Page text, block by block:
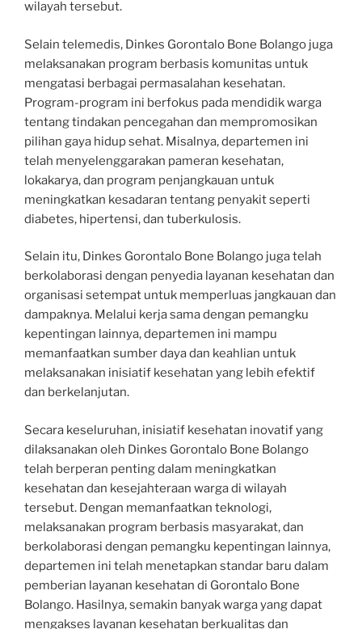
wilayah tersebut.
Selain telemedis, Dinkes Gorontalo Bone Bolango juga
melaksanakan program berbasis komunitas untuk
mengatasi berbagai permasalahan kesehatan.
Program-program ini berfokus pada mendidik warga
tentang tindakan pencegahan dan mempromosikan
pilihan gaya hidup sehat. Misalnya, departemen ini
telah menyelenggarakan pameran kesehatan,
lokakarya, dan program penjangkauan untuk
meningkatkan kesadaran tentang penyakit seperti
diabetes, hipertensi, dan tuberkulosis.
Selain itu, Dinkes Gorontalo Bone Bolango juga telah
berkolaborasi dengan penyedia layanan kesehatan dan
organisasi setempat untuk memperluas jangkauan dan
dampaknya. Melalui kerja sama dengan pemangku
kepentingan lainnya, departemen ini mampu
memanfaatkan sumber daya dan keahlian untuk
melaksanakan inisiatif kesehatan yang lebih efektif
dan berkelanjutan.
Secara keseluruhan, inisiatif kesehatan inovatif yang
dilaksanakan oleh Dinkes Gorontalo Bone Bolango
telah berperan penting dalam meningkatkan
kesehatan dan kesejahteraan warga di wilayah
tersebut. Dengan memanfaatkan teknologi,
melaksanakan program berbasis masyarakat, dan
berkolaborasi dengan pemangku kepentingan lainnya,
departemen ini telah menetapkan standar baru dalam
pemberian layanan kesehatan di Gorontalo Bone
Bolango. Hasilnya, semakin banyak warga yang dapat
mengakses layanan kesehatan berkualitas dan